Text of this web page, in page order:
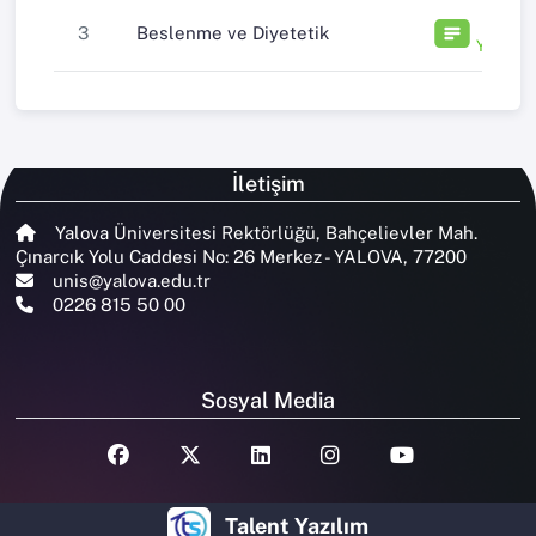
3 Beslenme ve Diyetetik
Yayın
İletişim
Yalova Üniversitesi Rektörlüğü, Bahçelievler Mah.
Çınarcık Yolu Caddesi No: 26 Merkez - YALOVA, 77200
unis@yalova.edu.tr
0226 815 50 00
Sosyal Media
Talent Yazılım